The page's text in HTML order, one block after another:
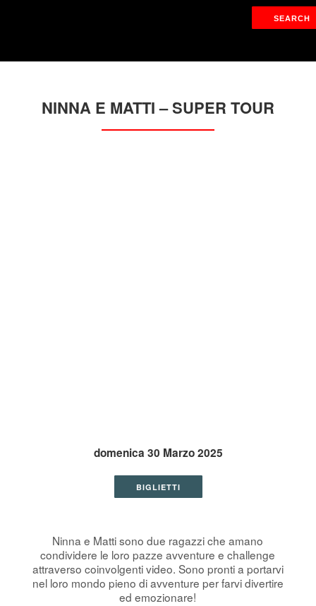
NINNA E MATTI – SUPER TOUR
domenica 30 Marzo 2025
BIGLIETTI
Ninna e Matti sono due ragazzi che amano
condividere le loro pazze avventure e challenge
attraverso coinvolgenti video. Sono pronti a portarvi
nel loro mondo pieno di avventure per farvi divertire
ed emozionare!